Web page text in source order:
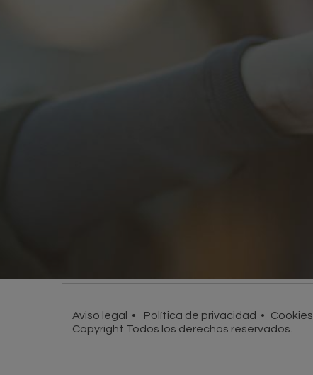
Aviso legal Política de privacidad Cookies
Copyright Todos los derechos reservados.